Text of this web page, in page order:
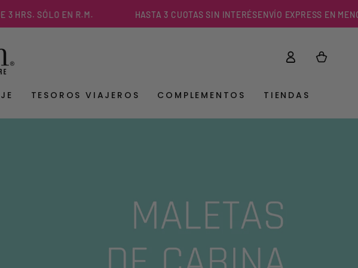
EN R.M. HASTA 3 CUOTAS SIN INTERÉS ENVÍO EXPRESS EN MENOS DE 3
TESOROS VIAJEROS COMPLEMENTOS TIENDAS
Iniciar
sesión
Carrito